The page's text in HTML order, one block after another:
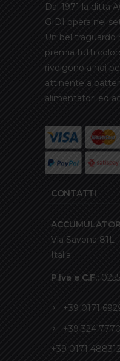
Dal 1971 la ditta
GIDI opera nel
Un bel traguardo
premia tutti
rivolgono a noi
attinente a
alimentatori ed
CONTATTI
Via Savona 81L
Italia
P.Iva e C.F.:
+39 0171
+39 324
+39 0171 488312